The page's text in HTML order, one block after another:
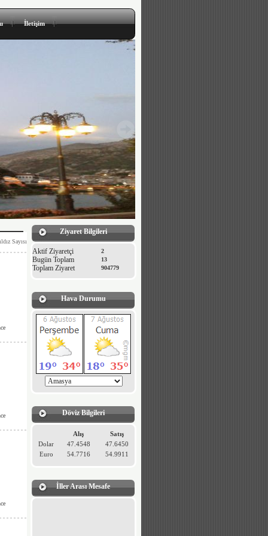
İletişim
Sayısı
Ziyaret Bilgileri
Aktif Ziyaretçi 2
Bugün Toplam 13
Toplam Ziyaret 904779
Hava Durumu
Döviz Bilgileri
Alış
Satış
Dolar
47.4548
47.6450
Euro
54.7716 54.9911
İller Arası Mesafe